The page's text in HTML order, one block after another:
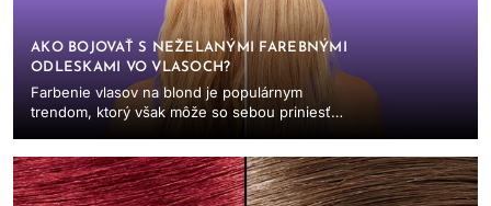
AKO BOJOVAŤ S NEŽELANÝMI FAREBNÝMI
ODLESKAMI VO VLASOCH?
Farbenie vlasov na blond je populárnym
trendom, ktorý však môže so sebou priniesť